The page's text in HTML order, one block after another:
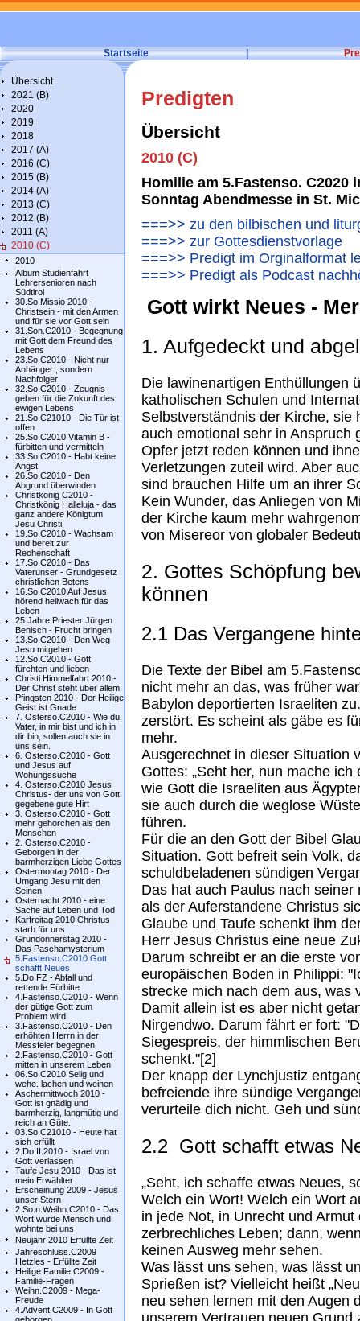
Startseite |
Übersicht
2021 (B)
2020
2019
2018
2017 (A)
2016 (C)
2015 (B)
2014 (A)
2013 (C)
2012 (B)
2011 (A)
2010 (C)
2010
Album Studienfahrt
Lehrersenioren nach
Südtirol
30.So.Missio 2010 -
Christsein - mit den Armen
und für sie vor Gott sein
31.Son.C2010 - Begegnung
mit Gott dem Freund des
Lebens
23.So.C2010 - Nicht nur
Anhänger , sondern
Nachfolger
32.So.C2010 - Zeugnis
geben für die Zukunft des
ewigen Lebens
21.So.C21010 - Die Tür ist
offen
25.So.C2010 Vitamin B -
fürbitten und vermitteln
33.So.C2010 - Habt keine
Angst
26.So.C2010 - Den
Abgrund überwinden
Christkönig C2010 -
Christkönig Halleluja - das
ganz andere Königtum
Jesu Christi
19.So.C2010 - Wachsam
und bereit zur
Rechenschaft
17.So.C2010 - Das
Vaterunser - Grundgesetz
christlichen Betens
16.So.C2010 Auf Jesus
hörend hellwach für das
Leben
25 Jahre Priester Jürgen
Benisch - Frucht bringen
13.So.C2010 - Den Weg
Jesu mitgehen
12.So.C2010 - Gott
fürchten und lieben
Christi Himmelfahrt 2010 -
Der Christ steht über allem
Pfingsten 2010 - Der Heilige
Geist ist Gnade
7. Osterso.C2010 - Wie du,
Vater, in mir bist und ich in
dir bin, sollen auch sie in
uns sein.
6. Osterso.C2010 - Gott
und Jesus auf
Wohungssuche
4. Osterso.C2010 Jesus
Christus- der uns von Gott
gegebene gute Hirt
3. Osterso.C2010 - Gott
mehr gehorchen als den
Menschen
2. Osterso.C2010 -
Geborgen in der
barmherzigen Liebe Gottes
Ostermontag 2010 - Der
Umgang Jesu mit den
Seinen
Osternacht 2010 - eine
Sache auf Leben und Tod
Karfreitag 2010 Christus
starb für uns
Gründonnerstag 2010 -
Das Paschamysterium
5.Fastenso.C2010 Gott
schafft Neues
5.Do FZ - Abfall und
rettende Fürbitte
4.Fastenso.C2010 - Wenn
der gütige Gott zum
Problem wird
3.Fastenso.C2010 - Den
erhöhten Herrn in der
Messfeier begegnen
2.Fastenso.C2010 - Gott
mitten in unserem Leben
06.So.C2010 Selig und
wehe. lachen und weinen
Aschermittwoch 2010 -
Gott ist gnädig und
barmherzig, langmütig und
reich an Güte.
03.So.C21010 - Heute hat
sich erfüllt
2.Do.II.2010 - Israel von
Gott verlassen
Taufe Jesu 2010 - Das ist
mein Erwählter
Erscheinung 2009 - Jesus
unser Stern
2.So.n.Weihn.C2010 - Das
Wort wurde Mensch und
wohnte bei uns
Neujahr 2010 Erfüllte Zeit
Jahreschluss.C2009
Hetzles - Erfüllte Zeit
Heilige Familie C2009 -
Familie-Fragen
Weihn.C2009 - Mega-
Freude
4.Advent.C2009 - In Gott
Predigten
Übersicht
2010 (C)
Homilie am 5.Fastenso. C2020
Sonntag Abendmesse in St.
===>> zu den bilbischen und
===>> zur Gottesdienstvorlage
===>> Predigt im Orginalformat
===>> Predigt als Podcast
Gott wirkt Neues -
1. Aufgedeckt und
Die lawinenartigen Enthüllungen
katholischen Schulen und
Selbstverständnis der Kirche,
auch emotional sehr in Anspruch
Opfer jetzt reden können und
Verletzungen zuteil wird. Aber
sind brauchen Hilfe um an ihrer
Kein Wunder, das Anliegen von
der Kirche kaum mehr
von Misereor von globaler
2. Gottes Schöpfung
können
2.1 Das Vergangene
Die Texte der Bibel am
nicht mehr an das, was früher
Babylon deportierten Israeliten
zerstört. Es scheint als gäbe es
mehr.
Ausgerechnet in dieser Situation
Gottes: „Seht her, nun mache
wie Gott die Israeliten aus
sie auch durch die weglose
führen.
Für die an den Gott der Bibel
Situation. Gott befreit sein Volk,
schuldbeladenen sündigen
Das hat auch Paulus nach
als der Auferstandene Christus
Glaube und Taufe schenkt ihm
Herr Jesus Christus eine neue
Darum schreibt er an die erste
europäischen Boden in Philippi:
strecke mich nach dem aus, was
Damit allein ist es aber nicht
Nirgendwo. Darum fährt er fort:
Siegespreis, der himmlischen
schenkt."[2]
Der knapp der Lynchjustiz
befreiende ihre sündige
verurteile dich nicht. Geh und
2.2 Gott schafft etwas
„Seht, ich schaffe etwas Neues,
Welch ein Wort! Welch ein Wort
in jede Not, in Unrecht und
zerbrechliches Leben; dann,
keinen Ausweg mehr sehen.
Was lässt uns sehen, was lässt
Sprießen ist? Vielleicht heißt
neu sehen lernen mit den Augen
unserem Vertrauen neuen